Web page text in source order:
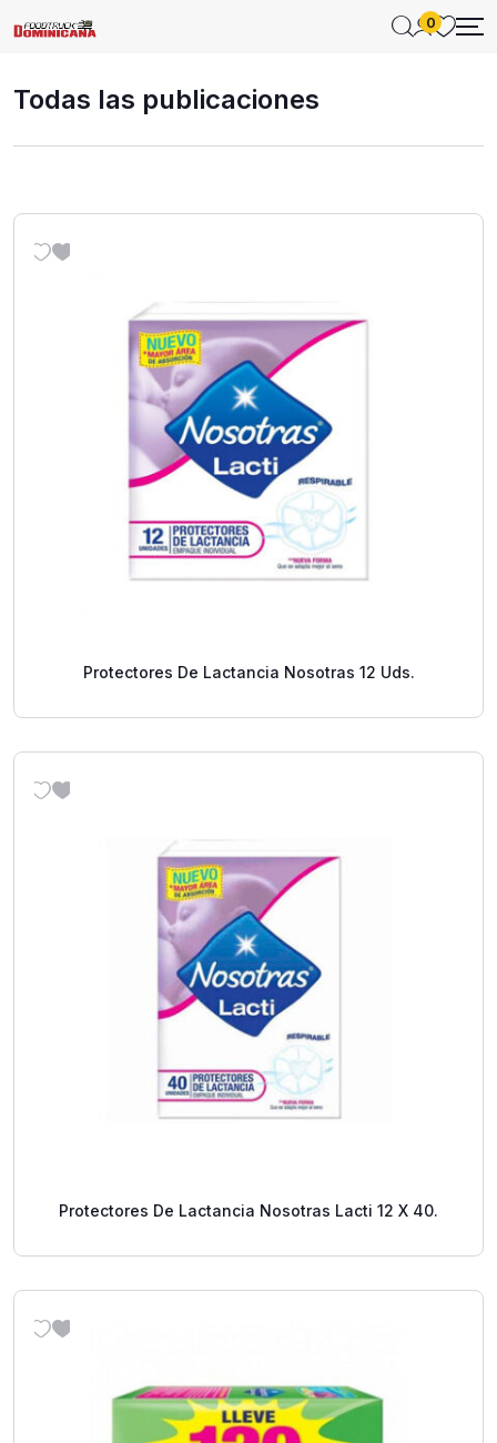
0
Todas las publicaciones
Protectores De Lactancia Nosotras 12 Uds.
Protectores De Lactancia Nosotras Lacti 12 X 40.